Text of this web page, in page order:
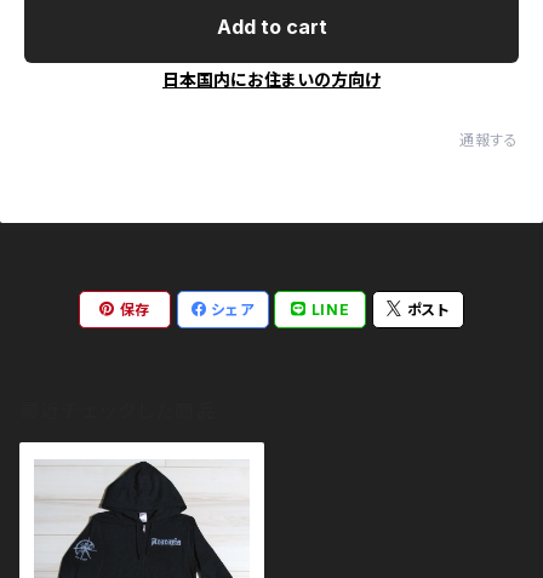
Add to cart
日本国内にお住まいの方向け
通報する
保存 シェア LINE ポスト